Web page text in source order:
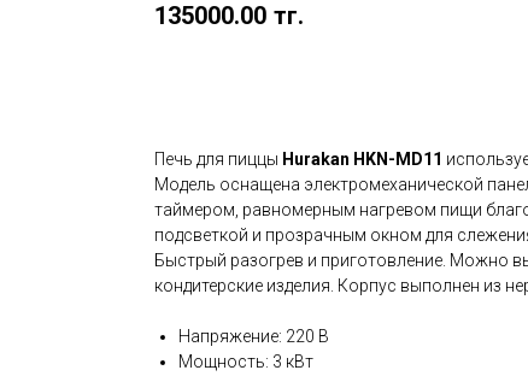
135000.00 тг.
Печь для пиццы Hurakan HKN-MD11
Модель оснащена электромеханической
таймером, равномерным нагревом пищи
подсветкой и прозрачным окном для
Быстрый разогрев и приготовление. Можно
кондитерские изделия. Корпус выполнен из
Напряжение: 220 В
Мощность: 3 кВт